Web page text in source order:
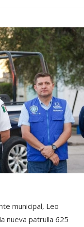
municipal, Leo
nueva patrulla 625